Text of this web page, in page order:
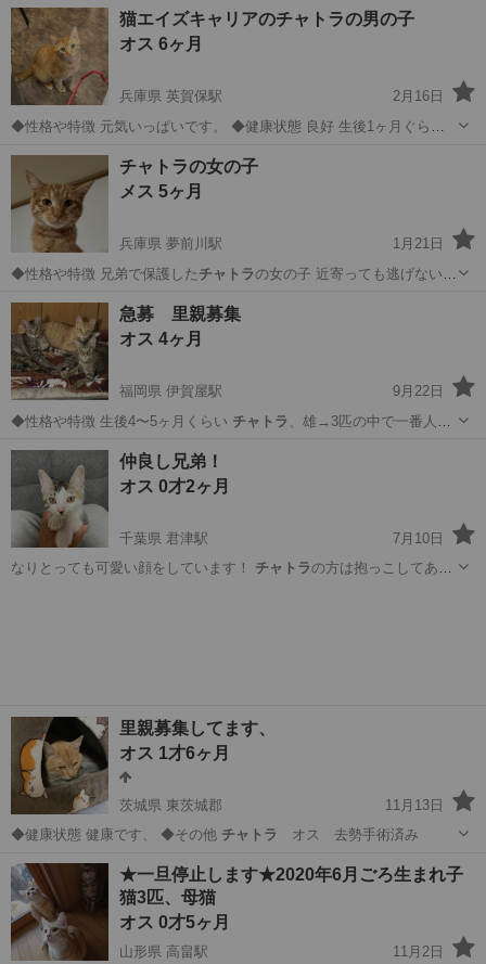
福岡 筑紫野市 筑紫駅
猫エイズキャリアのチャトラの男の子
オス 6ヶ月
兵庫県 英賀保駅
2月16日
◆性格や特徴 元気いっぱいです。 ◆健康状態 良好 生後1ヶ月ぐらい
ません。 2匹は1匹だけ買う予定のお家とエイズキャリアの先住猫がい
るところに引き取って頂...
兵庫 姫路市 猫
チャトラの女の子
メス 5ヶ月
兵庫県 夢前川駅
1月21日
◆性格や特徴 兄弟で保護した チャトラの女の子 近寄っても逃げないけ
兵庫 姫路市 夢前川駅
急募 里親募集
オス 4ヶ月
福岡県 伊賀屋駅
9月22日
◆性格や特徴 生後4〜5ヶ月くらい チャトラ
、雄→3匹の中で一番人懐
福岡 大川市 伊賀屋駅
仲良し兄弟！
オス 0才2ヶ月
千葉県 君津駅
7月10日
なりとっても可愛い顔をしています！ チャトラの方は抱っこしてあげ
里親募集してます、
オス 1才6ヶ月
茨城県 東茨城郡
11月13日
◆健康状態 健康です、 ◆その他 チャトラ オス 去勢手術済み
茨城 東茨城郡 猫 性格
★一旦停止します★2020年6月ごろ生まれ子
猫3匹、母猫
オス 0才5ヶ月
山形県 高畠駅
11月2日